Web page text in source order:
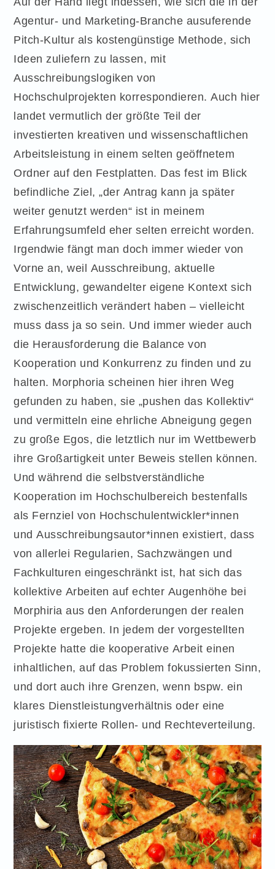
Agentur- und Marketing-Branche ausuferende
Pitch-Kultur als kostengünstige Methode, sich
Ideen zuliefern zu lassen, mit
Ausschreibungslogiken von
Hochschulprojekten korrespondieren. Auch hier
landet vermutlich der größte Teil der
investierten kreativen und wissenschaftlichen
Arbeitsleistung in einem selten geöffnetem
Ordner auf den Festplatten. Das fest im Blick
befindliche Ziel, „der Antrag kann ja später
weiter genutzt werden“ ist in meinem
Erfahrungsumfeld eher selten erreicht worden.
Irgendwie fängt man doch immer wieder von
Vorne an, weil Ausschreibung, aktuelle
Entwicklung, gewandelter eigene Kontext sich
zwischenzeitlich verändert haben – vielleicht
muss dass ja so sein. Und immer wieder auch
die Herausforderung die Balance von
Kooperation und Konkurrenz zu finden und zu
halten. Morphoria scheinen hier ihren Weg
gefunden zu haben, sie „pushen das Kollektiv“
und vermitteln eine ehrliche Abneigung gegen
zu große Egos, die letztlich nur im Wettbewerb
ihre Großartigkeit unter Beweis stellen können.
Und während die selbstverständliche
Kooperation im Hochschulbereich bestenfalls
als Fernziel von Hochschulentwickler*innen
und Ausschreibungsautor*innen existiert, dass
von allerlei Regularien, Sachzwängen und
Fachkulturen eingeschränkt ist, hat sich das
kollektive Arbeiten auf echter Augenhöhe bei
Morphiria aus den Anforderungen der realen
Projekte ergeben. In jedem der vorgestellten
Projekte hatte die kooperative Arbeit einen
inhaltlichen, auf das Problem fokussierten Sinn,
und dort auch ihre Grenzen, wenn bspw. ein
klares Dienstleistungverhältnis oder eine
juristisch fixierte Rollen- und Rechteverteilung.